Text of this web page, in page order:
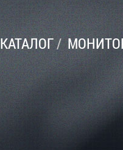
КАТАЛОГ